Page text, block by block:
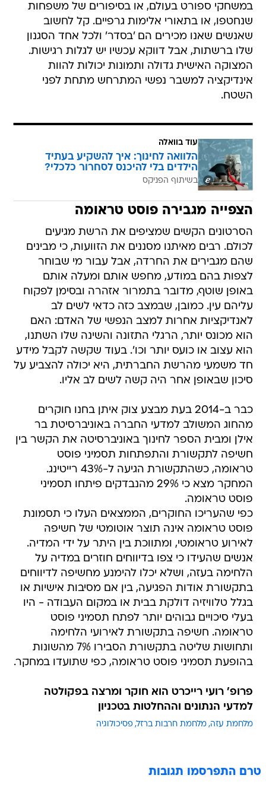
במשחקי ספורט בעולם, או בסיפורים של משפחות
שנחטפו, או בתאורי אלימות גרפיים. קל לחשוב
שאנשים שאנו מכירים הם 'בסדר' ולכל אחד הסגנון
שלו ברשתות, אבל דווקא עכשיו יש לגלות רגישות.
המצוקה האישית גדולה ותמונות יכולות להוות
אינדיקציה למשבר נפשי המתרחש מתחת לפני
השטח.
עוד בוואלה
הלוואה לחינוך: איך להשקיע בעתיד
הילדים בלי להיכנס לסחרור כלכלי?
בשיתוף הפניקס
הצפייה מגבירה פוסט טראומה
הסרטונים הקשים שמציפים את הרשת מגיעים
לכולם. רבים מאיתנו מסננים את הזוועות, כי מבינים
שהם מגבירים את החרדה, אבל עבור מי שבוחר
לצפות בהם במודע, מחפש אותם ומעלה אותם
באופן שוטף, מדובר בתמרור אזהרה ובסימן לפקוח
עליהם עין. כמובן, שבמצב כזה כדאי לשים לב
לאנדיקציות אחרות למצב הנפשי של האדם: האם
הוא מכונס יותר, הרגלי התזונה והשינה שלו השתנו,
הוא עצוב או כועס יותר וכו'. בעוד שקשה לקבל מידע
חד משמעי מהרשת החברתית, היא יכולה להצביע על
סיכון שבאופן אחר היה קשה לשים לב אליו.
כבר ב-2014 בעת מבצע צוק איתן בחנו חוקרים
מהחוג המשולב למדעי החברה באוניברסיטת בר
אילן ומבית הספר לחינוך באוניברסיטה את הקשר בין
חשיפה לתקשורת והתפתחות תסמיני פוסט
טראומה, כשהתקשורת הגיעה ל-43% רייטינג.
המחקר מצא כי 29% מהנבדקים פיתחו תסמיני
פוסט טראומה.
כפי שהעריכו החוקרים, הממצאים העלו כי תסמונת
פוסט טראומה אינה תוצר אוטומטי של חשיפה
לאירוע טראומטי, ומתווכת בין היתר על ידי המדיה.
אנשים שהעידו כי צפו בדיווחים חוזרים במדיה על
הלחימה בעזה, ושלא יכלו להימנע מחשיפה לדיווחים
בתקשורת אודות הפגיעה, בין אם מסיבות אישיות או
בגלל טלוויזיה דולקת בבית או במקום העבודה - היו
בעלי סיכויים גבוהים יותר לפתח תסמיני פוסט
טראומה. חשיפה בתקשורת לאירועי הלחימה
ותחושות שליטה בתקשורת הסבירו 7% מהשונות
בהופעת תסמיני פוסט טראומה, כפי שתועדו במחקר.
פרופ' רועי רייכרט הוא חוקר ומרצה בפקולטה
למדעי הנתונים וההחלטות בטכניון
מלחמת עזה מלחמת חרבות ברזל פסיכולוגיה
טרם התפרסמו תגובות